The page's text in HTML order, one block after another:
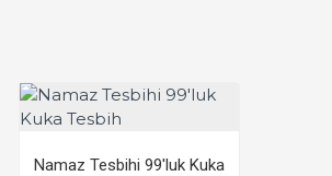
Namaz Tesbihi 99'luk Kuka